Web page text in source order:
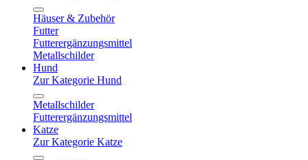
Häuser & Zubehör
Futter
Futterergänzungsmittel
Metallschilder
Hund
Zur Kategorie Hund
Metallschilder
Futterergänzungsmittel
Katze
Zur Kategorie Katze